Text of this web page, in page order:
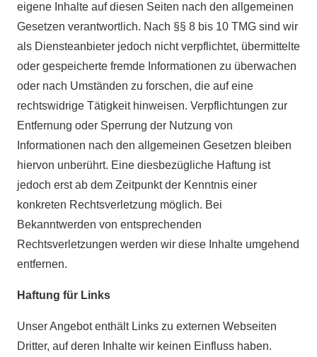
eigene Inhalte auf diesen Seiten nach den allgemeinen
Gesetzen verantwortlich. Nach §§ 8 bis 10 TMG sind wir
als Diensteanbieter jedoch nicht verpflichtet, übermittelte
oder gespeicherte fremde Informationen zu überwachen
oder nach Umständen zu forschen, die auf eine
rechtswidrige Tätigkeit hinweisen. Verpflichtungen zur
Entfernung oder Sperrung der Nutzung von
Informationen nach den allgemeinen Gesetzen bleiben
hiervon unberührt. Eine diesbezügliche Haftung ist
jedoch erst ab dem Zeitpunkt der Kenntnis einer
konkreten Rechtsverletzung möglich. Bei
Bekanntwerden von entsprechenden
Rechtsverletzungen werden wir diese Inhalte umgehend
entfernen.
Haftung für Links
Unser Angebot enthält Links zu externen Webseiten
Dritter, auf deren Inhalte wir keinen Einfluss haben.